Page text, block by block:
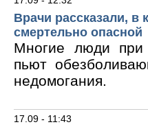
Врачи рассказали, в
смертельно опасной
Многие люди при
пьют
недомогания.
17.09 - 11:43